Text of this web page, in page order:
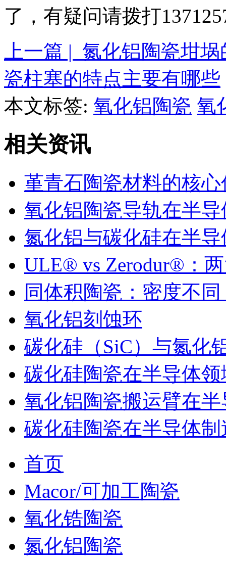
了，有疑问请拨打
上一篇 | 氮化铝陶瓷坩
瓷柱塞的特点主要有哪些
本文标签: 氧化铝陶瓷 氧
相关资讯
堇青石陶瓷材料的核心
氧化铝陶瓷导轨在半
氮化铝与碳化硅在半
ULE® vs Zerodur®：
同体积陶瓷：密度不
氧化铝刻蚀环
碳化硅（SiC）与氮化
碳化硅陶瓷在半导体
氧化铝陶瓷搬运臂在
碳化硅陶瓷在半导体
首页
Macor/可加工陶瓷
氧化锆陶瓷
氮化铝陶瓷